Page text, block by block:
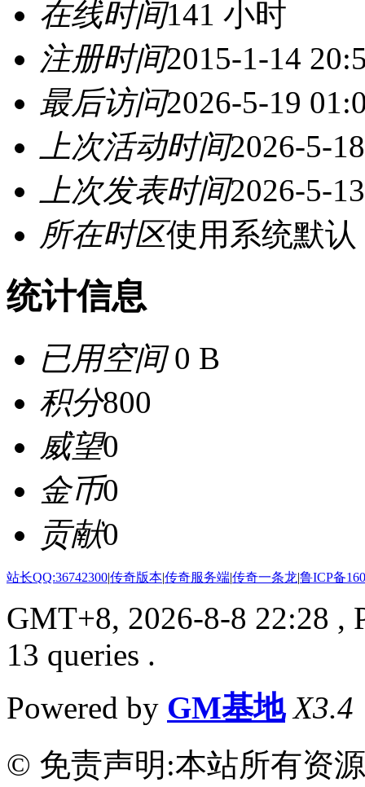
在线时间141 小时
注册时间2015-1-14
最后访问2026-5-19
上次活动时间2026-5-
上次发表时间2026-5-
所在时区使用系统默认
统计信息
已用空间0 B
积分800
威望0
金币0
贡献0
站长QQ:36742300|传奇版本|传奇服务端|传奇一条龙|鲁ICP备
GMT+8, 2026-8-8 22:28 ,
13 queries .
Powered by GM基地 X3.4
© 免责声明:本站所有资